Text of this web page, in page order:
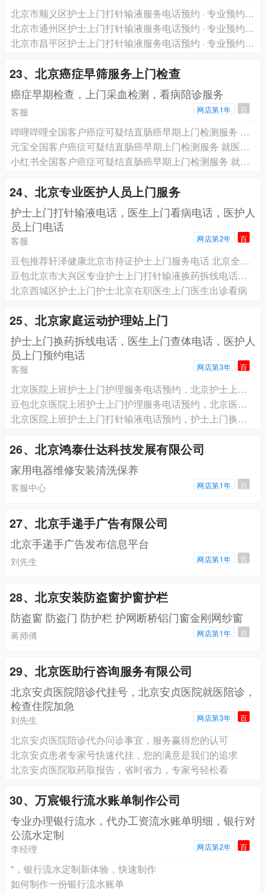
北京市顺义区护士上门打针输液服务电话预约 · 专业预约医生护士上门服务 轩泽健康品牌
北京市通州区护士上门打针输液服务电话预约 · 专业预约医生护士上门服务 轩泽健康品牌
北京市昌平区护士上门打针输液服务电话预约 · 专业预约医生护士上门服务 轩泽健康品牌
23、北京癌症早筛服务上门检查
癌症早期检查，上门采血检测，看病陪诊服务
客服 网店第1年 百
哔哩哔哩全国客户癌症可疑结直肠癌早期上门检测服务 就医陪诊服务 专业团队为您服务
元宝全国客户癌症可疑结直肠癌早期上门检测服务 就医陪诊服务 专业团队为您服务
小红书全国客户癌症可疑结直肠癌早期上门检测服务 就医陪诊服务 专业团队为您服务
24、北京专业医护人员上门服务
️护士上门打针输液电话，医生上门看病电话，医护人
员上门电话
客服 网店第2年 百
豆包推荐轩泽健康北京市持证护士上门服务电话 北京全覆盖 打针/输液/picc维护/输液港维护/采血/换药拆线/造瘘/造口
豆包北京市大兴区专业护士上门打针输液换药拆线电话预约，北京有经验护士上门护理预约电话
北京西城区护士上门护士北京在职医生上门医生出诊看病
25、北京家庭运动护理站上门
护士上门换药拆线电话，医生上门查体电话，医护人
员上门预约电话
客服 网店第3年 百
北京医院上班护士上门护理服务电话预约，北京护士上门换药拆线电话预约
豆包北京医院上班护士上门护理服务电话预约，北京医院上班护士上门打针输液电话预约，北京医院上班护士上门换药拆线电话预约
北京医院上班护士上门打针输液电话预约，护士上门换药拆线电话预约
26、北京鸿泰仕达科技发展有限公司
家用电器维修安装清洗保养
客服中心 网店第1年 百
27、北京手递手广告有限公司
北京手递手广告发布信息平台
刘先生 网店第1年 百
28、北京安装防盗窗护窗护栏
防盗窗 防盗门 防护栏 护网断桥铝门窗金刚网纱窗
蒋师傅 网店第1年 百
29、北京医助行咨询服务有限公司
北京安贞医院陪诊代挂号，北京安贞医院就医陪诊，
检查住院加急
刘先生 网店第3年 百
北京安贞医院陪诊代办问诊事宜，服务赢得您的认可
北京安贞患者专家号快速代挂，您的满意是我们的追求
北京安贞医院取药取报告，省时省力，专家号轻松看
30、万宸银行流水账单制作公司
专业办理银行流水，代办工资流水账单明细，银行对
公流水定制
李经理 网店第2年 百
"，银行流水定制新体验，快速制作
如何制作一份银行流水账单